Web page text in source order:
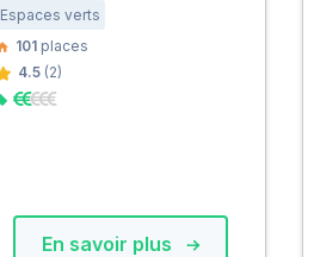
Espaces verts
101places
4.5(2)
En savoir plus